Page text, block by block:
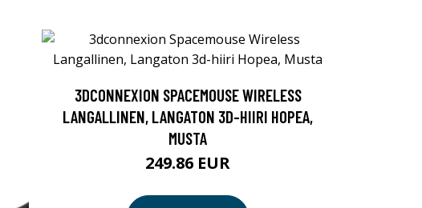
3DCONNEXION SPACEMOUSE WIRELESS
LANGALLINEN, LANGATON 3D-HIIRI HOPEA,
MUSTA
249.86 EUR